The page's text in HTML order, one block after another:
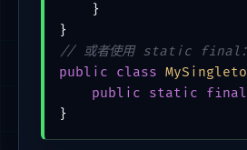
    }
// 或者使用 static final：
public
class
public
static final